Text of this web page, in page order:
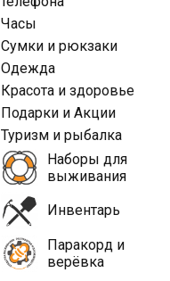
Часы
Сумки и рюкзаки
Одежда
Красота и здоровье
Подарки и Акции
Туризм и рыбалка
Наборы для
выживания
Инвентарь
Паракорд и
верёвка